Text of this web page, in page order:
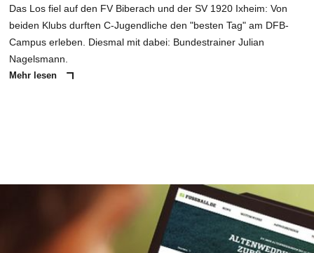
Das Los fiel auf den FV Biberach und der SV 1920 Ixheim: Von
beiden Klubs durften C-Jugendliche den "besten Tag" am DFB-
Campus erleben. Diesmal mit dabei: Bundestrainer Julian
Nagelsmann.
Mehr lesen